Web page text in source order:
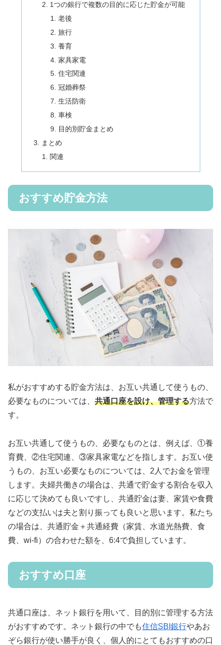
1つの銀行で複数の目的に応じた貯金が可能
老後
旅行
養育
家具家電
住宅関連
冠婚葬祭
生活防衛
車検
目的別貯金まとめ
まとめ
関連
おすすめ貯金方法
私がおすすめする貯金方法は、お互い共通して使うもの、
必要なものについては、 共通口座を設け、管理する方法で
す。
お互い共通して使うもの、必要なものとは、例えば、①養
育費、②住宅関連、③家具家電などを指します。お互い使
うもの、お互い必要なものについては、2人でお金を管理
します。夫婦共働きの場合は、共通で貯金する割合を収入
に応じて決めても良いですし、共通貯金は妻、家賃や食費
などの支払いは夫と割り振っても良いと思います。私たち
の場合は、共通貯金＋共通経費（家賃、水道光熱費、食
費、wi-fi）の合わせた額を、6:4で負担しています。
おすすめ口座
共通口座は、ネット銀行を用いて、目的別に管理する方法
がおすすめです。ネット銀行の中でも住信SBI銀行やあお
ぞら銀行が使い勝手が良く、個人的にとてもおすすめの口